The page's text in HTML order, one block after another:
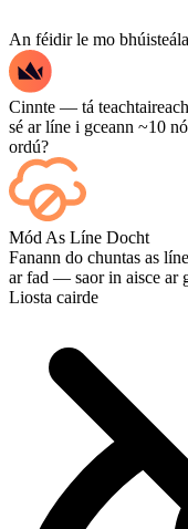
An féidir le mo
Cinnte — tá
sé ar líne i gceann ~10
ordú?
Sea — taispeántar gach
chríochnaíonn sé, agus
cuir Streaming leis ag an
Mód As Líne Docht
Fanann do chuntas as
ar fad — saor in aisce ar
Liosta cairde